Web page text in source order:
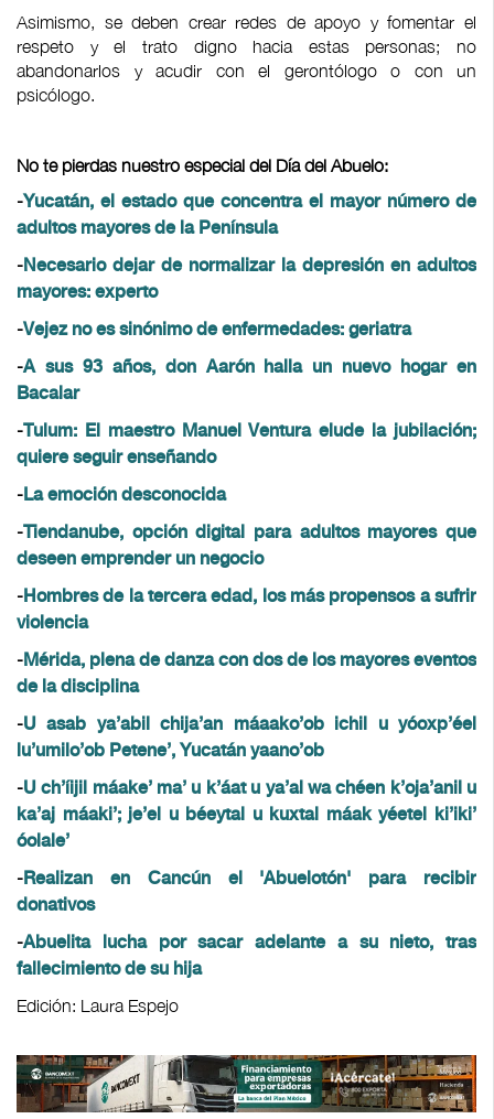
Asimismo, se deben crear redes de apoyo y fomentar el
respeto y el trato digno hacia estas personas; no
abandonarlos y acudir con el gerontólogo o con un
psicólogo.
No te pierdas nuestro especial del Día del Abuelo:
-Yucatán, el estado que concentra el mayor número de
adultos mayores de la Península
-Necesario dejar de normalizar la depresión en adultos
mayores: experto
-Vejez no es sinónimo de enfermedades: geriatra
-A sus 93 años, don Aarón halla un nuevo hogar en
Bacalar
-Tulum: El maestro Manuel Ventura elude la jubilación;
quiere seguir enseñando
-La emoción desconocida
-Tiendanube, opción digital para adultos mayores que
deseen emprender un negocio
-Hombres de la tercera edad, los más propensos a sufrir
violencia
-Mérida, plena de danza con dos de los mayores eventos
de la disciplina
-U asab ya’abil chija’an máaako’ob ichil u yóoxp’éel
lu’umilo’ob Petene’, Yucatán yaano’ob
-U ch’íijil máake’ ma’ u k’áat u ya’al wa chéen k’oja’anil u
ka’aj máaki’; je’el u béeytal u kuxtal máak yéetel ki’iki’
óolale’
-Realizan en Cancún el 'Abuelotón' para recibir
donativos
-Abuelita lucha por sacar adelante a su nieto, tras
fallecimiento de su hija
Edición: Laura Espejo